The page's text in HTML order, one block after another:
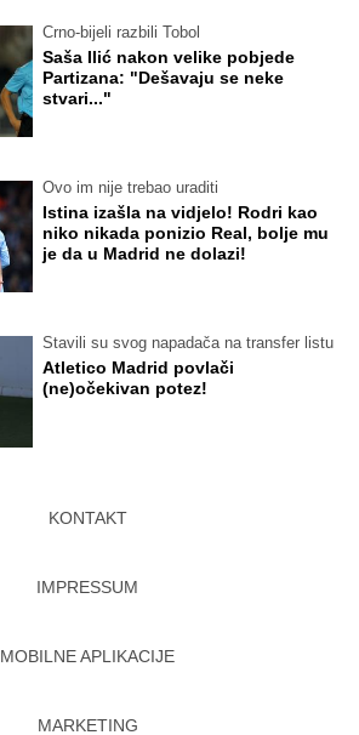
Crno-bijeli razbili Tobol
Saša Ilić nakon velike pobjede
Partizana: "Dešavaju se neke
stvari..."
Ovo im nije trebao uraditi
Istina izašla na vidjelo! Rodri kao
niko nikada ponizio Real, bolje mu
je da u Madrid ne dolazi!
Stavili su svog napadača na transfer listu
Atletico Madrid povlači
(ne)očekivan potez!
KONTAKT
IMPRESSUM
MOBILNE APLIKACIJE
MARKETING